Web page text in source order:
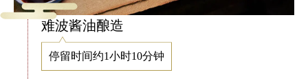
难波酱油酿造
停留时间约1小时10分钟